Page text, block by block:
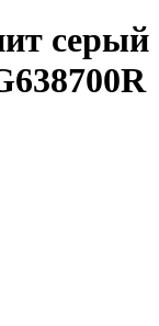
серый